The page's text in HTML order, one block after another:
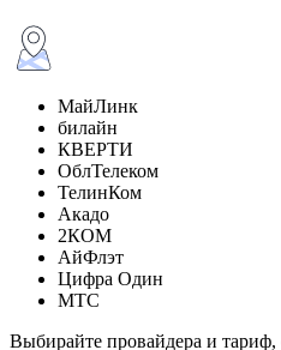
МайЛинк
билайн
КВЕРТИ
ОблТелеком
ТелинКом
Акадо
2КОМ
АйФлэт
Цифра Один
МТС
Выбирайте провайдера и тариф,